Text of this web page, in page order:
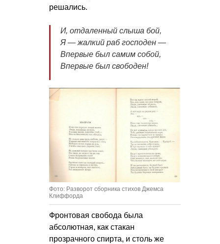
решались.
И, отдаленный слыша бой,
Я — жалкий раб господен —
Впервые был самим собой,
Впервые был свободен!
Фото: Разворот сборника стихов Джемса
Клиффорда
Фронтовая свобода была
абсолютная, как стакан
прозрачного спирта, и столь же